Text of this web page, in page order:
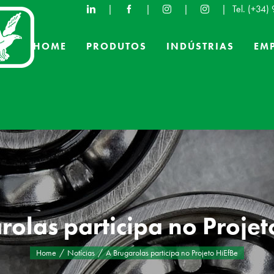
| | | | Tel.
HOME PRODUTOS INDÚSTRIAS
participa no
Home Notícias A Brugarolas participa no Projeto HiEfBe